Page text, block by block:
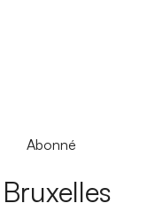
Abonné